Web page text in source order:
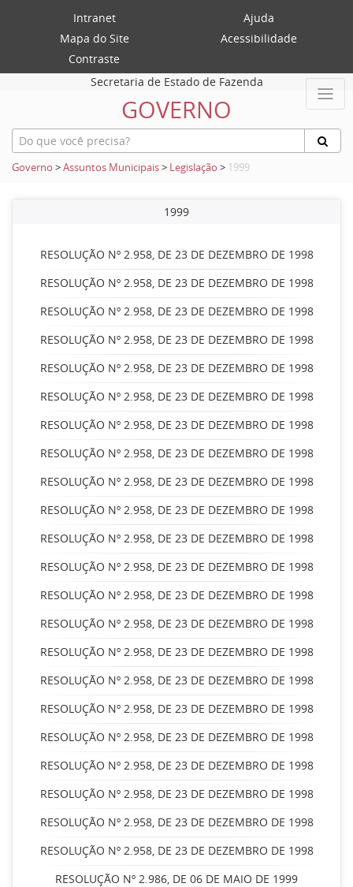
Intranet
Ajuda
Mapa do Site
Acessibilidade
Contraste
Secretaria de Estado de Fazenda
GOVERNO
Governo >Assuntos Municipais> Legislação > 1999
1999
RESOLUÇÃO Nº 2.958, DE 23 DE DEZEMBRO DE 1998
RESOLUÇÃO Nº 2.958, DE 23 DE DEZEMBRO DE 1998
RESOLUÇÃO Nº 2.958, DE 23 DE DEZEMBRO DE 1998
RESOLUÇÃO Nº 2.958, DE 23 DE DEZEMBRO DE 1998
RESOLUÇÃO Nº 2.958, DE 23 DE DEZEMBRO DE 1998
RESOLUÇÃO Nº 2.958, DE 23 DE DEZEMBRO DE 1998
RESOLUÇÃO Nº 2.958, DE 23 DE DEZEMBRO DE 1998
RESOLUÇÃO Nº 2.958, DE 23 DE DEZEMBRO DE 1998
RESOLUÇÃO Nº 2.958, DE 23 DE DEZEMBRO DE 1998
RESOLUÇÃO Nº 2.958, DE 23 DE DEZEMBRO DE 1998
RESOLUÇÃO Nº 2.958, DE 23 DE DEZEMBRO DE 1998
RESOLUÇÃO Nº 2.958, DE 23 DE DEZEMBRO DE 1998
RESOLUÇÃO Nº 2.958, DE 23 DE DEZEMBRO DE 1998
RESOLUÇÃO Nº 2.958, DE 23 DE DEZEMBRO DE 1998
RESOLUÇÃO Nº 2.958, DE 23 DE DEZEMBRO DE 1998
RESOLUÇÃO Nº 2.958, DE 23 DE DEZEMBRO DE 1998
RESOLUÇÃO Nº 2.958, DE 23 DE DEZEMBRO DE 1998
RESOLUÇÃO Nº 2.958, DE 23 DE DEZEMBRO DE 1998
RESOLUÇÃO Nº 2.958, DE 23 DE DEZEMBRO DE 1998
RESOLUÇÃO Nº 2.958, DE 23 DE DEZEMBRO DE 1998
RESOLUÇÃO Nº 2.958, DE 23 DE DEZEMBRO DE 1998
RESOLUÇÃO Nº 2.958, DE 23 DE DEZEMBRO DE 1998
RESOLUÇÃO Nº 2.986, DE 06 DE MAIO DE 1999